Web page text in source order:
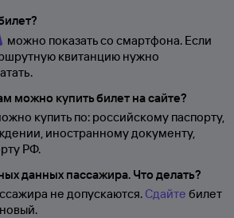
можно показать со смартфона. Если
квитанцию нужно
можно купить билет на сайте?
купить по: российскому паспорту,
иностранному документу,
РФ.
данных пассажира. Что делать?
не допускаются. Сдайте билет